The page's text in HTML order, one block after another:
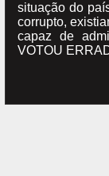
situação do
corrupto,
capaz de
VOTOU